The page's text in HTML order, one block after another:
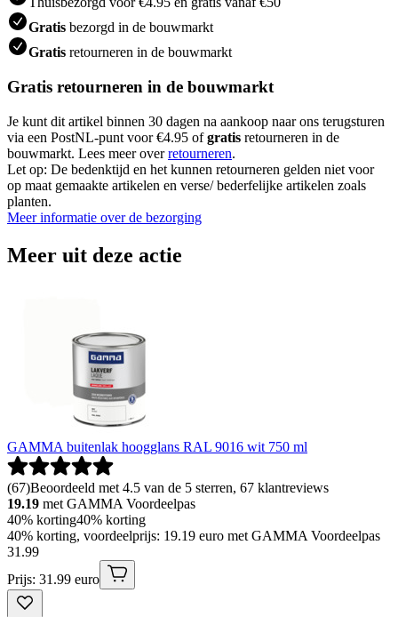
Gratis bezorgd in de bouwmarkt
Gratis retourneren in de bouwmarkt
Gratis retourneren in de bouwmarkt
Je kunt dit artikel binnen 30 dagen na aankoop naar ons terugsturen
via een PostNL-punt voor €4.95 ofgratis retourneren in de
bouwmarkt. Lees meer overretourneren.
Let op: De bedenktijd en het kunnen retourneren gelden niet voor
op maat gemaakte artikelen en verse/ bederfelijke artikelen zoals
planten.
Meer informatie over de bezorging
Meer uit deze actie
GAMMA buitenlak hoogglans RAL 9016 wit 750 ml
(67)Beoordeeld met 4.5 van de 5 sterren, 67 klantreviews
19.19 met GAMMA Voordeelpas
40% korting40% korting
40% korting, voordeelprijs: 19.19 euro met GAMMA Voordeelpas
31.99
Prijs: 31.99 euro